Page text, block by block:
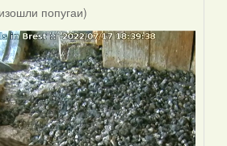
попугаи)